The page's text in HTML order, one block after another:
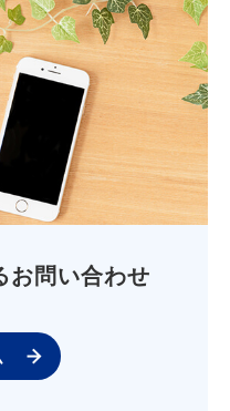
お問い合わせ